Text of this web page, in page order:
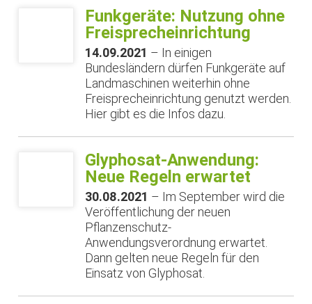
Funkgeräte: Nutzung ohne
Freisprecheinrichtung
14.09.2021 – In einigen
Bundesländern dürfen Funkgeräte auf
Landmaschinen weiterhin ohne
Freisprecheinrichtung genutzt werden.
Hier gibt es die Infos dazu.
Glyphosat-Anwendung:
Neue Regeln erwartet
30.08.2021 – Im September wird die
Veröffentlichung der neuen
Pflanzenschutz-
Anwendungsverordnung erwartet.
Dann gelten neue Regeln für den
Einsatz von Glyphosat.